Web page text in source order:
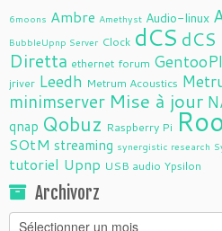
6moons Ambre Amethyst Audio-linux
BubbleUpnp Server Clock dCS
Diretta ethernet forum
jriver Leedh Metrum Acoustics
minimserver Mise à jour
qnap Qobuz Raspberry Pi
SOtM streaming synergistic research
tutoriel Upnp USB audio Ypsilon
Archivorz
Archivorz